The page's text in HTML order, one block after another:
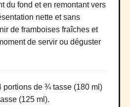
du fond et en remontant vers
nette et sans
de framboises fraîches et
de servir ou déguster
portions de ¾ tasse (180 ml)
(125 ml).